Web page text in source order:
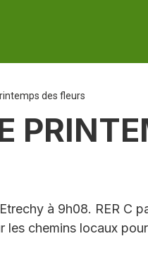
des fleurs
à 9h08. RER C
les chemins locaux